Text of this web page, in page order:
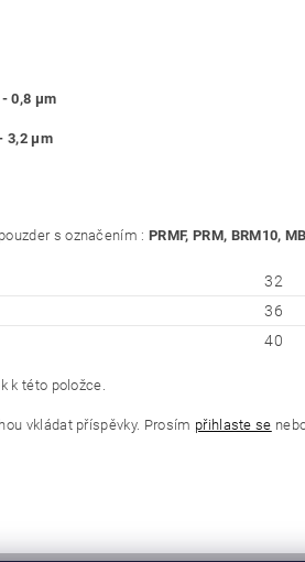
0,8 μm
3,2 μm
s označením :PRMF, PRM, BRM10,
32
36
40
k této položce.
vkládat příspěvky. Prosím přihlaste se